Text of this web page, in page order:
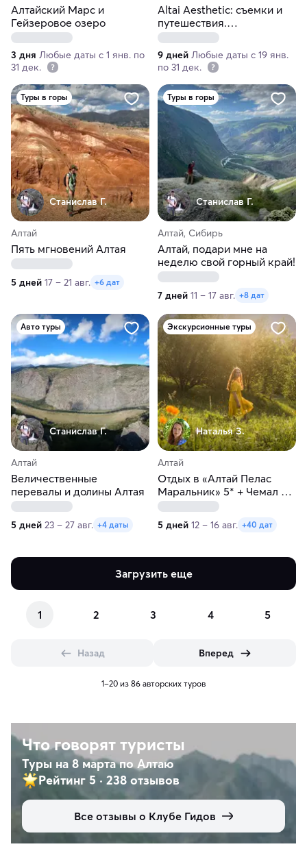
Алтайский Марс и
Гейзеровое озеро
3 дня Любые даты с 1 янв. по
31 дек.
Altai Aesthetic: съемки и
путешествия.
Профессиональная фото-
и видеосъемка
9 дней Любые даты с 19 янв.
по 31 дек.
Туры в горы
Станислав Г.
Алтай
Пять мгновений Алтая
5 дней 17 – 21 авг. +6 дат
Туры в горы
Станислав Г.
Алтай, Сибирь
Алтай, подари мне на
неделю свой горный край!
7 дней 11 – 17 авг. +8 дат
Авто туры
Станислав Г.
Алтай
Величественные
перевалы и долины Алтая
5 дней 23 – 27 авг. +4 даты
Экскурсионные туры
Наталья З.
Алтай
Отдых в «Алтай Пелас
Маральник» 5* + Чемал +
Чуйский тракт
5 дней 12 – 16 авг. +40 дат
Загрузить еще
1 2 3 4 5
Назад Вперед
1–20 из 86 авторских туров
Что говорят туристы
Туры на 8 марта по Алтаю
Рейтинг 5 · 238 отзывов
Все отзывы о Клубе Гидов